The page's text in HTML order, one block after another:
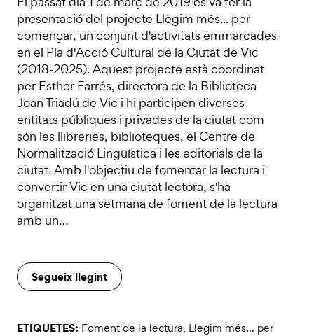
presentació del projecte Llegim més... per
començar, un conjunt d'activitats emmarcades
en el Pla d'Acció Cultural de la Ciutat de Vic
(2018-2025). Aquest projecte està coordinat
per Esther Farrés, directora de la Biblioteca
Joan Triadú de Vic i hi participen diverses
entitats públiques i privades de la ciutat com
són les llibreries, biblioteques, el Centre de
Normalització Lingüística i les editorials de la
ciutat. Amb l'objectiu de fomentar la lectura i
convertir Vic en una ciutat lectora, s'ha
organitzat una setmana de foment de la lectura
amb un…
Segueix llegint
ETIQUETES: Foment de la lectura, Llegim més... per